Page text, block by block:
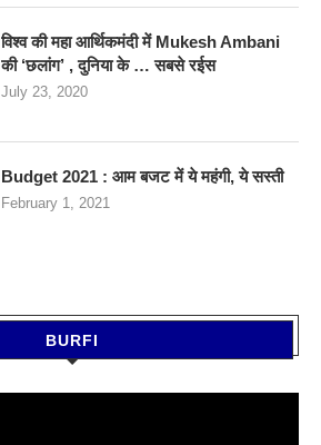
विश्व की महा आर्थिकमंदी में Mukesh Ambani
की ‘छलांग’ , दुनिया के … सबसे रईस
July 23, 2020
Budget 2021 : आम बजट में ये महंगी, ये सस्‍ती
February 1, 2021
BURFI